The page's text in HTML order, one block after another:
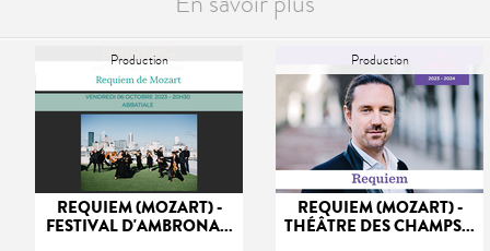
Production
REQUIEM (MOZART) -
FESTIVAL D'AMBRONA...
Production
REQUIEM (MOZART) -
THÉÂTRE DES CHAMPS...